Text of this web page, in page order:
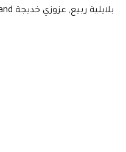
بلايلية ربيع, عزوزي خديجة and مهدي جابر (2022) تعزيز ريادة الأعمال في الجامعات.